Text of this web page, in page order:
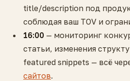
title/description под
соблюдая ваш TOV и
16:00 — мониторинг
статьи, изменения
featured snippets — всё
сайтов.